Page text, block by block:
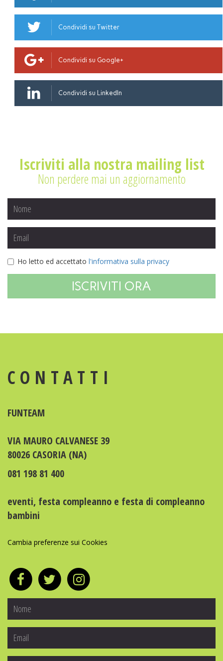
Condividi su Twitter
Condividi su Google+
Condividi su LinkedIn
Iscriviti alla nostra mailing list
Non perdere mai un aggiornamento
Ho letto ed accettato l'informativa sulla privacy
ISCRIVITI ORA
CONTATTI
FUNTEAM
VIA MAURO CALVANESE 39
80026 CASORIA (NA)
081 198 81 400
eventi, festa compleanno e festa di compleanno
bambini
Cambia preferenze sui Cookies